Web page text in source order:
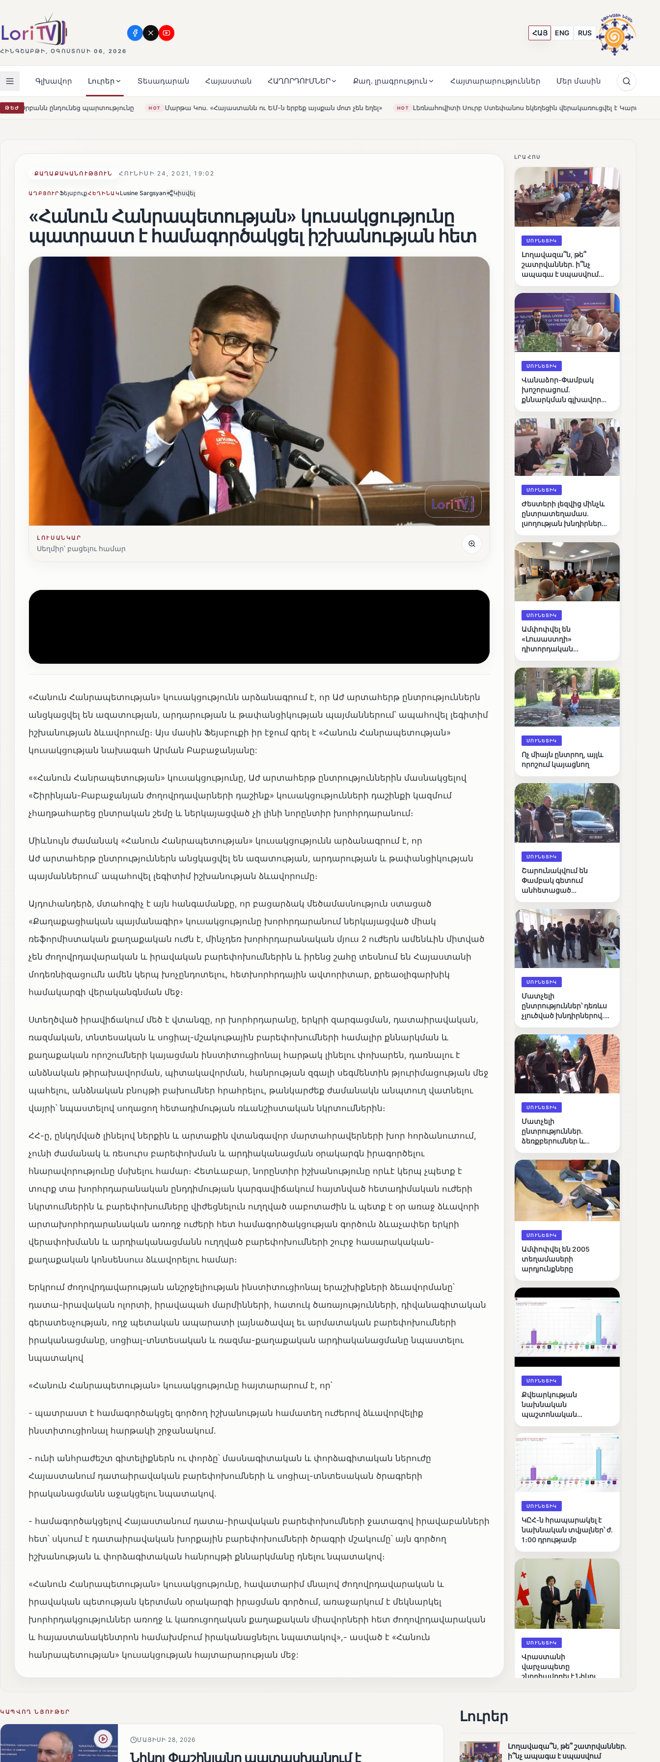
ՀԻՆԳՇԱԲԹԻ, ՕԳՈՍՏՈՍԻ 06, 2026
ՀԱՅ ENG RUS
Գլխավոր Լուրեր Տեսադարան Հայաստան ՀԱՂՈՐԴՈՒՄՆԵՐ Քաղ. լրագրություն Հայտարարություններ Մեր մասին
ԹԵԺ HOT Մարթա Կոս. «Հայաստանն ու ԵՄ-ն երբեք այսքան մոտ չեն եղել» HOT Լեռնահովիտի Սուրբ Ստեփանոս եկեղեցին վերակառուցվել է Կարապետյան ընտանիքի
ՔԱՂԱՔԱԿԱՆՈՒԹՅՈՒՆ ՀՈՒՆԻՍԻ 24, 2021, 19:02
ԱՂԲՅՈՒՐՖեյսբուքՀԵՂԻՆԱԿ Lusine Sargsyan Կիսվել
«Հանուն Հանրապետության» կուսակցությունը
պատրաստ է համագործակցել իշխանության հետ
ԼՈՒՍԱՆԿԱՐ
Սեղմիր՝ բացելու համար
«Հանուն Հանրապետության» կուսակցությունն արձանագրում է, որ Աժ արտահերթ ընտրություններն
անցկացվել են ազատության, արդարության և թափանցիկության պայմաններում՝ ապահովել լեգիտիմ
իշխանության ձևավորումը։ Այս մասին Ֆեյսբուքի իր էջում գրել է «Հանուն Հանրապետության»
կուսակցության նախագահ Արման Բաբաջանյանը:
««Հանուն Հանրապետության» կուսակցությունը, Աժ արտահերթ ընտրություններին մասնակցելով
«Շիրինյան-Բաբաջանյան ժողովրդավարների դաշինք» կուսակցությունների դաշինքի կազմում
չհաղթահարեց ընտրական շեմը և ներկայացված չի լինի նորընտիր խորհրդարանում։
Միևնույն ժամանակ «Հանուն Հանրապետության» կուսակցությունն արձանագրում է, որ
Աժ արտահերթ ընտրություններն անցկացվել են ազատության, արդարության և թափանցիկության
պայմաններում՝ ապահովել լեգիտիմ իշխանության ձևավորումը։
Այդուհանդերձ, մտահոգիչ է այն հանգամանքը, որ բացարձակ մեծամասնություն ստացած
«Քաղաքացիական պայմանագիր» կուսակցությունը խորհրդարանում ներկայացված միակ
ռեֆորմիստական քաղաքական ուժն է, մինչդեռ խորհրդարանական մյուս 2 ուժերն ամենևին միտված
չեն ժողովրդավարական և իրավական բարեփոխումներին և իրենց շահը տեսնում են Հայաստանի
մոդեռնիզացումն ամեն կերպ խոչընդոտելու, հետխորհրդային ավտորիտար, քրեաօլիգարխիկ
համակարգի վերականգնման մեջ։
Ստեղծված իրավիճակում մեծ է վտանգը, որ խորհրդարանը, երկրի զարգացման, դատաիրավական,
ռազմական, տնտեսական և սոցիալ-մշակութային բարեփոխումների համալիր քննարկման և
քաղաքական որոշումների կայացման ինստիտուցիոնալ հարթակ լինելու փոխարեն, դառնալու է
անձնական թիրախավորման, պիտակավորման, հանրության զգալի սեգմենտին թյուրիմացության մեջ
պահելու, անձնական բնույթի բախումներ հրահրելու, թանկարժեք ժամանակն անպտուղ վատնելու
վայրի՝ նպաստելով սողացող հետադիմության ռևանշիստական նկրտումներին։
ՀՀ-ը, ընկղմված լինելով ներքին և արտաքին վտանգավոր մարտահրավերների խոր հորձանուտում,
չունի ժամանակ և ռեսուրս բարեփոխման և արդիականացման օրակարգն իրագործելու
հնարավորությունը մսխելու համար։ Հետևաբար, նորընտիր իշխանությունը որևէ կերպ չպետք է
տուրք տա խորհրդարանական ընդդիմության կարգավիճակում հայտնված հետադիմական ուժերի
նկրտումներին և բարեփոխումները վիժեցնելուն ուղղված սաբոտաժին և պետք է օր առաջ ձևավորի
արտախորհրդարանական առողջ ուժերի հետ համագործակցության գործուն ձևաչափեր երկրի
վերափոխմանն և արդիականացմանն ուղղված բարեփոխումների շուրջ հասարակական-
քաղաքական կոնսենսուս ձևավորելու համար։
Երկրում ժողովրդավարության անշրջելիության ինստիտուցիոնալ երաշխիքների ձեւավորմանը՝
դատա-իրավական ոլորտի, իրավապահ մարմինների, հատուկ ծառայությունների, դիվանագիտական
գերատեսչության, ողջ պետական ապարատի լայնածավալ եւ արմատական բարեփոխումների
իրականացմանը, սոցիալ-տնտեսական և ռազմա-քաղաքական արդիականացմանը նպաստելու
նպատակով
«Հանուն Հանրապետության» կուսակցությունը հայտարարում է, որ՝
- պատրաստ է համագործակցել գործող իշխանության համատեղ ուժերով ձևավորվելիք
ինստիտուցիոնալ հարթակի շրջանակում.
- ունի անհրաժեշտ գիտելիքներն ու փորձը՝ մասնագիտական և փորձագիտական ներուժը
Հայաստանում դատաիրավական բարեփոխումների և սոցիալ-տնտեսական ծրագրերի
իրականացմանն աջակցելու նպատակով.
- համագործակցելով Հայաստանում դատա-իրավական բարեփոխումների ջատագով իրավաբանների
հետ՝ սկսում է դատաիրավական խորքային բարեփոխումների ծրագրի մշակումը՝ այն գործող
իշխանության և փորձագիտական հանրույթի քննարկմանը դնելու նպատակով։
«Հանուն Հանրապետության» կուսակցությունը, հավատարիմ մնալով ժողովրդավարական և
իրավական պետության կերտման օրակարգի իրացման գործում, առաջարկում է մեկնարկել
խորհրդակցություններ առողջ և կառուցողական քաղաքական միավորների հետ ժողովրդավարական
և հայաստանակենտրոն համախմբում իրականացնելու նպատակով»,- ասված է «Հանուն
հանրապետության» կուսակցության հայտարարության մեջ:
ԼՐԱՀՈՍ
ՄՈՒՆԵՏԻԿ
Լողավազա՞ն, թե՞
շատրվաններ. ի՞նչ
ապագա է սպասվում
լճին
ՄՈՒՆԵՏԻԿ
Վանաձոր-Փամբակ
խոշորացում.
քննարկման գլխավոր
կառավարո՞ւմ, թե՞
քաղաքական նպատակ
ՄՈՒՆԵՏԻԿ
Ժեստերի լեզվից մինչև
ընտրատեղամաս.
լսողության խնդիրներ
ճանապարհը
ՄՈՒՆԵՏԻԿ
Ամփոփվել են
«Լուսաստղի»
դիտորդական
արդյունքները
ՄՈՒՆԵՏԻԿ
Ոչ միայն ընտրող, այլև
որոշում կայացնող
ՄՈՒՆԵՏԻԿ
Շարունակվում են
Փամբակ գետում
անհետացած
որոնողական
աշխատանքները
ՄՈՒՆԵՏԻԿ
Մատչելի
ընտրություններ՝ դեռևս
չլուծված խնդիրներով.
դիտորդական
առաքելության
արդյունքները
ՄՈՒՆԵՏԻԿ
Մատչելի
ընտրություններ.
ձեռքբերումներ և
բացթողումներ
ՄՈՒՆԵՏԻԿ
Ամփոփվել են 2005
տեղամասերի
արդյունքները
ՄՈՒՆԵՏԻԿ
Քվեարկության
նախնական
պաշտոնական
ՄՈՒՆԵՏԻԿ
ԿԸՀ-ն հրապարակել է
նախնական տվյալներ՝ ժ․
1։00 դրությամբ
ՄՈՒՆԵՏԻԿ
Վրաստանի
վարչապետը
շնորհավորել է Նիկոլ
ԿԱՊՎՈՂ ՆՅՈՒԹԵՐ
ՄԱՅԻՍԻ 28, 2026
Նիկոլ Փաշինյանը պատասխանում է
Լուրեր
Լողավազա՞ն, թե՞ շատրվաններ.
ի՞նչ ապագա է սպասվում